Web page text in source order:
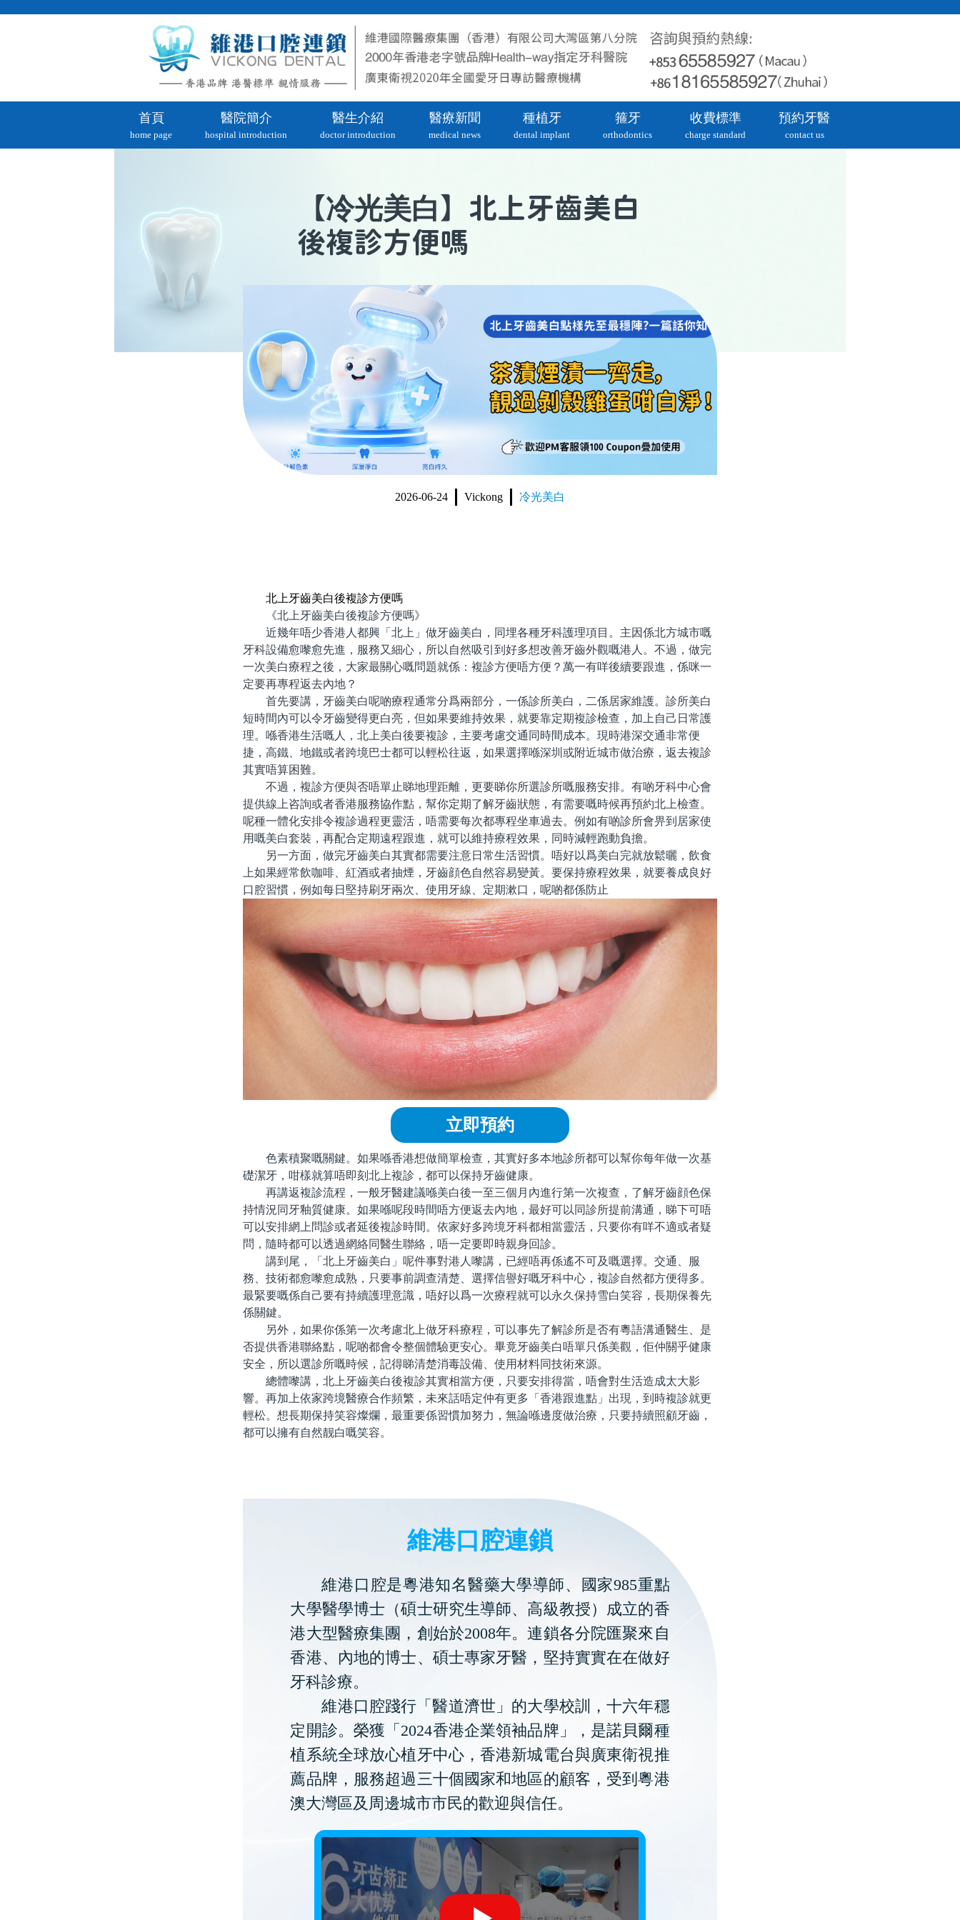
首頁
home page
醫院簡介
hospital introduction
醫生介紹
doctor introduction
醫療新聞
medical news
種植牙
dental implant
箍牙
orthodontics
收費標準
charge standard
預約牙醫
contact us
【冷光美白 】北上牙齒美白
後複診方便嗎
2026-06-24 Vickong 冷光美白
北上牙齒美白後複診方便嗎
《北上牙齒美白後複診方便嗎》
近幾年唔少香港人都興「北上」做牙齒美白，同埋各種牙科護理項目。主因係北方城市嘅
牙科設備愈嚟愈先進，服務又細心，所以自然吸引到好多想改善牙齒外觀嘅港人。不過，做完
一次美白療程之後，大家最關心嘅問題就係：複診方便唔方便？萬一有咩後續要跟進，係咪一
定要再專程返去內地？
首先要講，牙齒美白呢啲療程通常分爲兩部分，一係診所美白，二係居家維護。診所美白
短時間內可以令牙齒變得更白亮，但如果要維持效果，就要靠定期複診檢查，加上自己日常護
理。喺香港生活嘅人，北上美白後要複診，主要考慮交通同時間成本。現時港深交通非常便
捷，高鐵、地鐵或者跨境巴士都可以輕松往返，如果選擇喺深圳或附近城市做治療，返去複診
其實唔算困難。
不過，複診方便與否唔單止睇地理距離，更要睇你所選診所嘅服務安排。有啲牙科中心會
提供線上咨詢或者香港服務協作點，幫你定期了解牙齒狀態，有需要嘅時候再預約北上檢查。
呢種一體化安排令複診過程更靈活，唔需要每次都專程坐車過去。例如有啲診所會畀到居家使
用嘅美白套裝，再配合定期遠程跟進，就可以維持療程效果，同時減輕跑動負擔。
另一方面，做完牙齒美白其實都需要注意日常生活習慣。唔好以爲美白完就放鬆曬，飲食
上如果經常飲咖啡、紅酒或者抽煙，牙齒顔色自然容易變黃。要保持療程效果，就要養成良好
口腔習慣，例如每日堅持刷牙兩次、使用牙線、定期漱口，呢啲都係防止
立即預約
色素積聚嘅關鍵。如果喺香港想做簡單檢查，其實好多本地診所都可以幫你每年做一次基
礎潔牙，咁樣就算唔即刻北上複診，都可以保持牙齒健康。
再講返複診流程，一般牙醫建議喺美白後一至三個月內進行第一次複查，了解牙齒顔色保
持情況同牙釉質健康。如果喺呢段時間唔方便返去內地，最好可以同診所提前溝通，睇下可唔
可以安排網上問診或者延後複診時間。依家好多跨境牙科都相當靈活，只要你有咩不適或者疑
問，隨時都可以透過網絡同醫生聯絡，唔一定要即時親身回診。
講到尾，「北上牙齒美白」呢件事對港人嚟講，已經唔再係遙不可及嘅選擇。交通、服
務、技術都愈嚟愈成熟，只要事前調查清楚、選擇信譽好嘅牙科中心，複診自然都方便得多。
最緊要嘅係自己要有持續護理意識，唔好以爲一次療程就可以永久保持雪白笑容，長期保養先
係關鍵。
另外，如果你係第一次考慮北上做牙科療程，可以事先了解診所是否有粵語溝通醫生、是
否提供香港聯絡點，呢啲都會令整個體驗更安心。畢竟牙齒美白唔單只係美觀，佢仲關乎健康
安全，所以選診所嘅時候，記得睇清楚消毒設備、使用材料同技術來源。
總體嚟講，北上牙齒美白後複診其實相當方便，只要安排得當，唔會對生活造成太大影
響。再加上依家跨境醫療合作頻繁，未來話唔定仲有更多「香港跟進點」出現，到時複診就更
輕松。想長期保持笑容燦爛，最重要係習慣加努力，無論喺邊度做治療，只要持續照顧牙齒，
都可以擁有自然靓白嘅笑容。
維港口腔連鎖
維港口腔是粵港知名醫藥大學導師、國家985重點
大學醫學博士（碩士研究生導師、高級教授）成立的香
港大型醫療集團，創始於2008年。連鎖各分院匯聚來自
香港、內地的博士、碩士專家牙醫，堅持實實在在做好
牙科診療。
維港口腔踐行「醫道濟世」的大學校訓，十六年穩
定開診。榮獲「2024香港企業領袖品牌」，是諾貝爾種
植系統全球放心植牙中心，香港新城電台與廣東衛視推
薦品牌，服務超過三十個國家和地區的顧客，受到粵港
澳大灣區及周邊城市市民的歡迎與信任。